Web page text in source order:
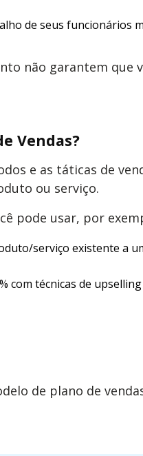
de seus funcionários
não garantem que
Vendas?
e as táticas de
ou serviço.
pode usar, por
serviço existente a
com técnicas de
de plano de